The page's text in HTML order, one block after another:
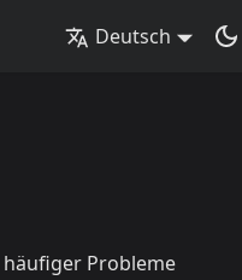
Deutsch
Probleme